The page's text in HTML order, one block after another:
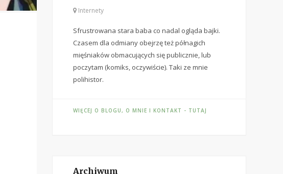
Internety
Sfrustrowana stara baba co nadal ogląda bajki.
Czasem dla odmiany obejrzę też półnagich
mięśniaków obmacujących się publicznie, lub
poczytam (komiks, oczywiście). Taki ze mnie
polihistor.
WIĘCEJ O BLOGU, O MNIE I KONTAKT - TUTAJ
Archiwum